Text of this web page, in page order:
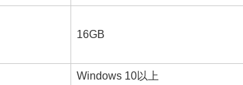
16GB
Windows 10以上